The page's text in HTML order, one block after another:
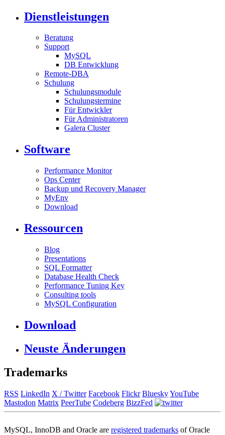
Dienstleistungen
Beratung
Support
MySQL
DB Entwicklung
Remote-DBA
Schulung
Schulungsmodule
Schulungstermine
Für Entwickler
Für Administratoren
Galera Cluster
Software
Performance Monitor
Ops Center
Backup und Recovery Manager
MyEnv
Download
Ressourcen
Blog
Presentations
SQL Formatter
Database Health Check
Performance Tuning Key
Consulting tools
MySQL Configuration
Download
Neuste Änderungen
Trademarks
RSS LinkedIn X / Twitter Facebook Flickr BlueskyYouTube
Mastodon Matrix PeerTube Codeberg BizzFed
MySQL, InnoDB and Oracle are registered trademarks of Oracle